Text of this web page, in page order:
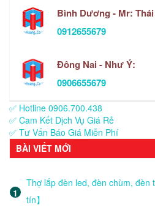
Bình Dương - Mr: Thái
0912655679
Đông Nai - Như Ý:
0906655679
✅ Hotline 0906.700.438
✅ Cam Kết Dịch Vụ Giá Rẻ
✅ Tư Vấn Báo Giá Miễn Phí
BÀI VIẾT MỚI
Thợ lắp đèn led, đèn chùm, đèn
tín】